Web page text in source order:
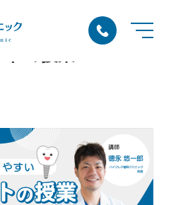
世界一わかりや